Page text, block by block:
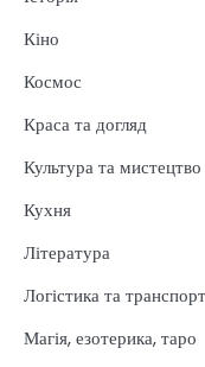
Кіно
Космос
Краса та догляд
Культура та мистецтво
Кухня
Література
Логістика та транспорт
Магія, езотерика, таро